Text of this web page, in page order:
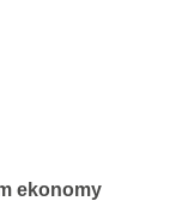
ekonomy